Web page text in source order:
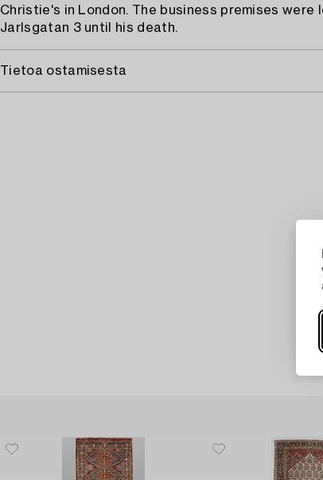
Christie's in London. The business premises were
Jarlsgatan 3 until his death.
Tietoa ostamisesta